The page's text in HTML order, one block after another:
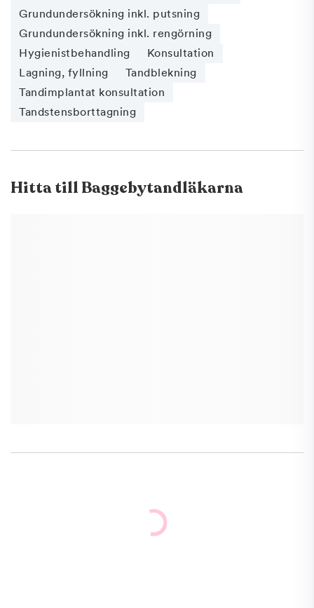
Grundundersökning inkl. putsning
Grundundersökning inkl. rengörning
Hygienistbehandling
Konsultation
Lagning, fyllning
Tandblekning
Tandimplantat konsultation
Tandstensborttagning
Hitta till Baggebytandläkarna